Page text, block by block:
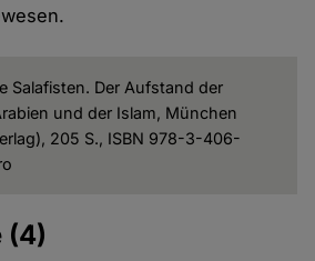
Salafisten. Der Aufstand der
und der Islam, München
205 S., ISBN 978-3-406-
(4)